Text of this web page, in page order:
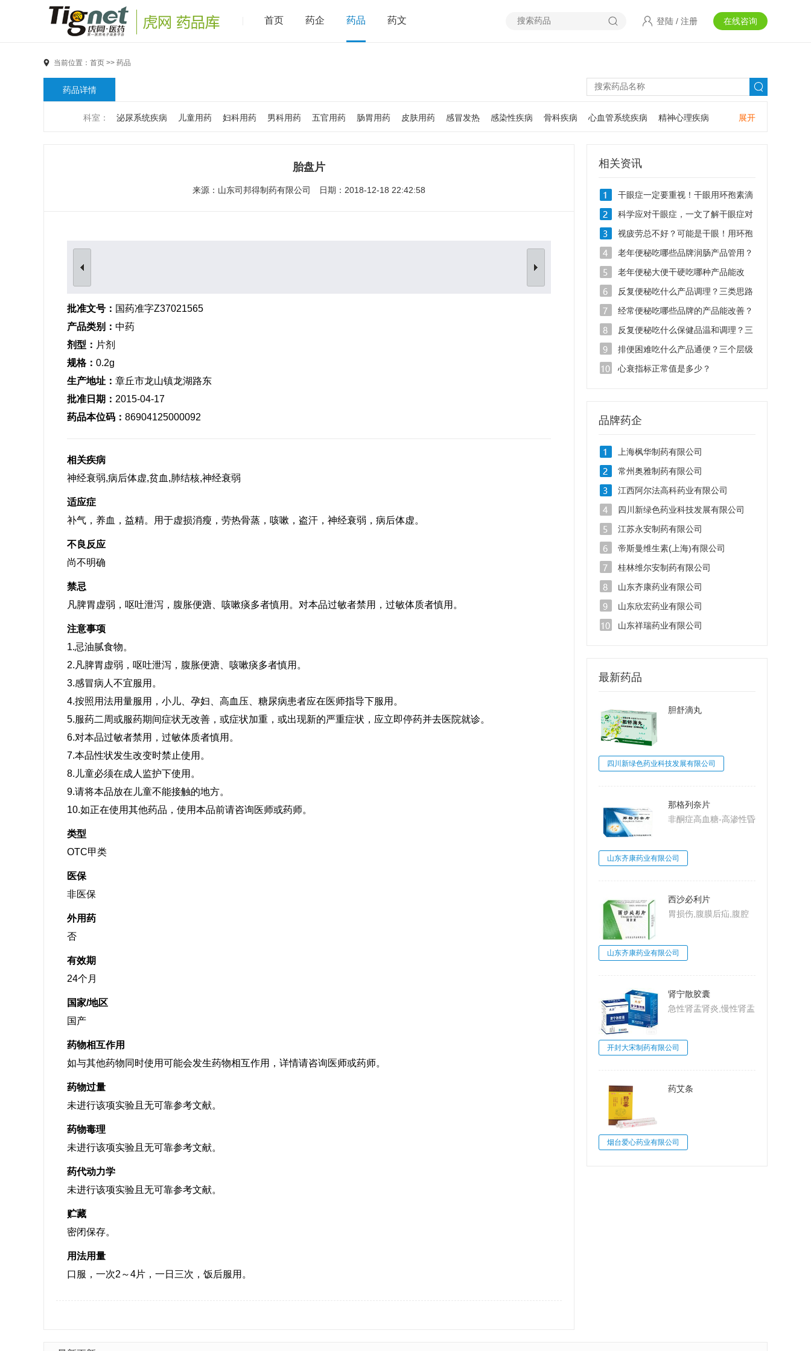
首页 药企 药品 药文 在线咨询
登陆 / 注册
当前位置： 首页 >> 药品
药品详情
展开
科室： 泌尿系统疾病 儿童用药 妇科用药 男科用药 五官用药 肠胃用药 皮肤用药 感冒发热 感染性疾病 骨科疾病 心血管系统疾病 精神心理疾病
女性生殖及妊娠疾病
胎盘片
来源： 山东司邦得制药有限公司 日期：2018-12-18 22:42:58
批准文号： 国药准字Z37021565
产品类别： 中药
剂型： 片剂
规格： 0.2g
生产地址： 章丘市龙山镇龙湖路东
批准日期： 2015-04-17
药品本位码： 86904125000092
相关疾病
神经衰弱,病后体虚,贫血,肺结核,神经衰弱
适应症
补气，养血，益精。用于虚损消瘦，劳热骨蒸，咳嗽，盗汗，神经衰弱，病后体虚。
不良反应
尚不明确
禁忌
凡脾胃虚弱，呕吐泄泻，腹胀便溏、咳嗽痰多者慎用。对本品过敏者禁用，过敏体质者慎用。
注意事项
1.忌油腻食物。
2.凡脾胃虚弱，呕吐泄泻，腹胀便溏、咳嗽痰多者慎用。
3.感冒病人不宜服用。
4.按照用法用量服用，小儿、孕妇、高血压、糖尿病患者应在医师指导下服用。
5.服药二周或服药期间症状无改善，或症状加重，或出现新的严重症状，应立即停药并去医院就诊。
6.对本品过敏者禁用，过敏体质者慎用。
7.本品性状发生改变时禁止使用。
8.儿童必须在成人监护下使用。
9.请将本品放在儿童不能接触的地方。
10.如正在使用其他药品，使用本品前请咨询医师或药师。
类型
OTC甲类
医保
非医保
外用药
否
有效期
24个月
国家/地区
国产
药物相互作用
如与其他药物同时使用可能会发生药物相互作用，详情请咨询医师或药师。
药物过量
未进行该项实验且无可靠参考文献。
药物毒理
未进行该项实验且无可靠参考文献。
药代动力学
未进行该项实验且无可靠参考文献。
贮藏
密闭保存。
用法用量
口服，一次2～4片，一日三次，饭后服用。
相关资讯
干眼症一定要重视！干眼用环孢素滴
眼液Ⅱ可以吗？
科学应对干眼症，一文了解干眼症对
症治疗用什么眼药水？
视疲劳总不好？可能是干眼！用环孢
素滴眼液Ⅱ效果好不好？
老年便秘吃哪些品牌润肠产品管用？
按类型选更靠谱
老年便秘大便干硬吃哪种产品能改
善？
反复便秘吃什么产品调理？三类思路
对照
经常便秘吃哪些品牌的产品能改善？
按类型选不踩坑
反复便秘吃什么保健品温和调理？三
个层级对症选
排便困难吃什么产品通便？三个层级
选对才有用
心衰指标正常值是多少？
品牌药企
上海枫华制药有限公司
常州奥雅制药有限公司
江西阿尔法高科药业有限公司
四川新绿色药业科技发展有限公司
江苏永安制药有限公司
帝斯曼维生素(上海)有限公司
桂林维尔安制药有限公司
山东齐康药业有限公司
山东欣宏药业有限公司
山东祥瑞药业有限公司
最新药品
胆舒滴丸
四川新绿色药业科技发展有限公司
那格列奈片
非酮症高血糖-高渗性昏
山东齐康药业有限公司
西沙必利片
胃损伤,腹膜后疝,腹腔
大肠梗阻,肠系膜上动脉
山东齐康药业有限公司
肾宁散胶囊
急性肾盂肾炎,慢性肾盂
开封大宋制药有限公司
药艾条
烟台爱心药业有限公司